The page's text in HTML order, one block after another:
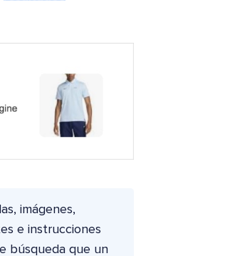
imágenes,
e instrucciones
búsqueda que un